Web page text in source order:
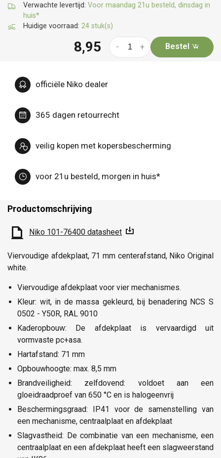
Verwachte levertijd: Voor maandag 21u besteld, dinsdag in
huis*
Huidige voorraad: 24 stuk(s)
8,95 +
- Bestel
officiële Niko dealer
365 dagen retourrecht
veilig kopen met kopersbescherming
voor 21u besteld, morgen in huis*
Productomschrijving
Niko 101-76400 datasheet
Viervoudige afdekplaat, 71 mm centerafstand, Niko Original
white.
Viervoudige afdekplaat voor vier mechanismes.
Kleur: wit, in de massa gekleurd, bij benadering NCS S
0502 - Y50R, RAL 9010
Kaderopbouw: De afdekplaat is vervaardigd uit
vormvaste pc+asa.
Hartafstand: 71 mm
Opbouwhoogte: max. 8,5 mm
Brandveiligheid: zelfdovend: voldoet aan een
gloeidraadproef van 650 °C en is halogeenvrij
Beschermingsgraad: IP41 voor de samenstelling van
een mechanisme, centraalplaat en afdekplaat
Slagvastheid: De combinatie van een mechanisme, een
centraalplaat en een afdekplaat heeft een slagweerstand